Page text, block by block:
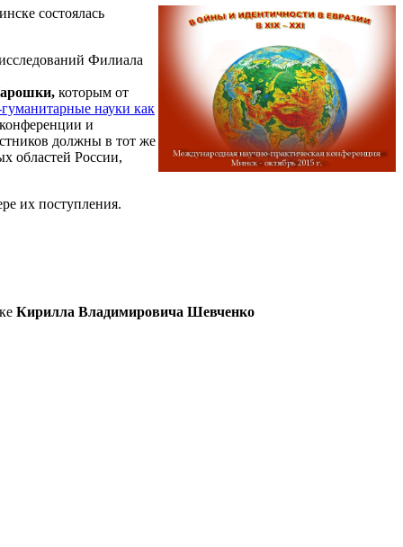
состоялась
Филиала
которым от
науки как
и
должны в тот же
областей России,
их поступления.
Кирилла Владимировича Шевченко